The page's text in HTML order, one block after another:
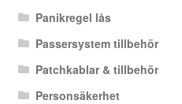
Panikregel lås
Passersystem tillbehör
Patchkablar & tillbehör
Personsäkerhet